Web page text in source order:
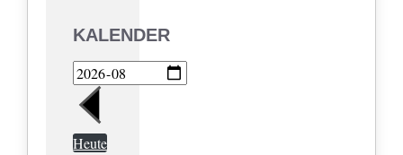
KALENDER
Heute